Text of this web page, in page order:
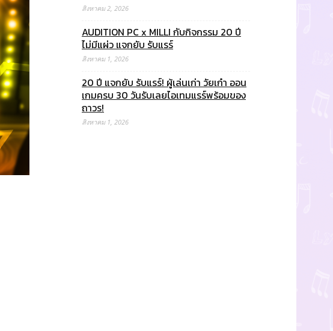
สิงหาคม 2, 2026
AUDITION PC x MILLI กับกิจกรรม 20 ปี
ไม่มีแผ่ว แจกยับ รับแรร์
สิงหาคม 1, 2026
20 ปี แจกยับ รับแรร์! ผู้เล่นเก่า วัยเก๋า ออน
เกมครบ 30 วันรับเลยไอเทมแรร์พร้อมของ
ถาวร!
สิงหาคม 1, 2026